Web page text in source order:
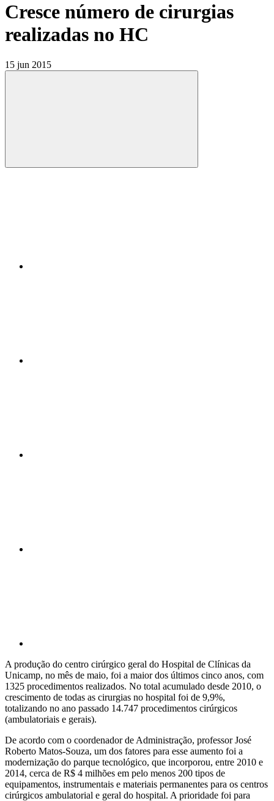
Cresce número de cirurgias
realizadas no HC
15 jun 2015
Compartilhar
A produção do centro cirúrgico geral do Hospital de Clínicas da
Unicamp, no mês de maio, foi a maior dos últimos cinco anos, com
1325 procedimentos realizados. No total acumulado desde 2010, o
crescimento de todas as cirurgias no hospital foi de 9,9%,
totalizando no ano passado 14.747 procedimentos cirúrgicos
(ambulatoriais e gerais).
De acordo com o coordenador de Administração, professor José
Roberto Matos-Souza, um dos fatores para esse aumento foi a
modernização do parque tecnológico, que incorporou, entre 2010 e
2014, cerca de R$ 4 milhões em pelo menos 200 tipos de
equipamentos, instrumentais e materiais permanentes para os centros
cirúrgicos ambulatorial e geral do hospital. A prioridade foi para